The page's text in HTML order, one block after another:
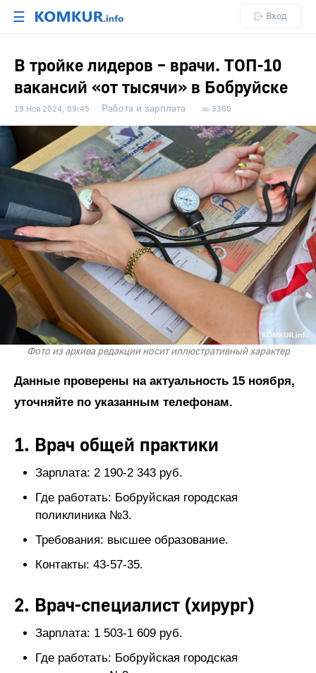
☰ Вход
В тройке лидеров – врачи. ТОП-10
вакансий «от тысячи» в Бобруйске
19 Ноя 2024, 09:45 Работа и зарплата 3360
Фото из архива редакции носит иллюстративный характер
Данные проверены на актуальность 15 ноября,
уточняйте по указанным телефонам.
1. Врач общей практики
Зарплата: 2 190-2 343 руб.
Где работать: Бобруйская городская
поликлиника №3.
Требования: высшее образование.
Контакты: 43-57-35.
2. Врач-специалист (хирург)
Зарплата: 1 503-1 609 руб.
Где работать: Бобруйская городская